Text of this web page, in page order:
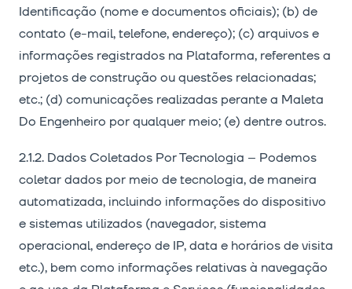
Identificação (nome e documentos oficiais); (b) de
contato (e-mail, telefone, endereço); (c) arquivos e
informações registrados na Plataforma, referentes a
projetos de construção ou questões relacionadas;
etc.; (d) comunicações realizadas perante a Maleta
Do Engenheiro por qualquer meio; (e) dentre outros.
2.1.2. Dados Coletados Por Tecnologia – Podemos
coletar dados por meio de tecnologia, de maneira
automatizada, incluindo informações do dispositivo
e sistemas utilizados (navegador, sistema
operacional, endereço de IP, data e horários de visita
etc.), bem como informações relativas à navegação